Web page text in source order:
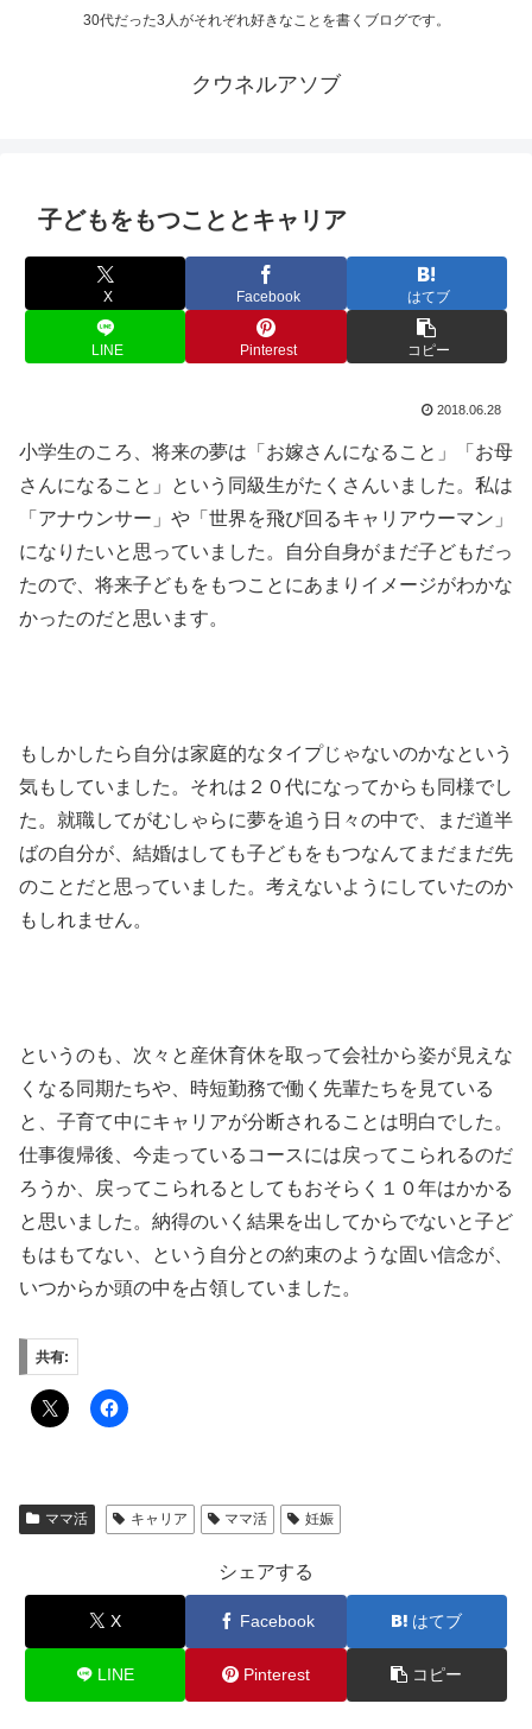
30代だった3人がそれぞれ好きなことを書くブログです。
クウネルアソブ
子どもをもつこととキャリア
X Facebook はてブ
LINE Pinterest コピー
2018.06.28
小学生のころ、将来の夢は「お嫁さんになること」「お母
さんになること」という同級生がたくさんいました。私は
「アナウンサー」や「世界を飛び回るキャリアウーマン」
になりたいと思っていました。自分自身がまだ子どもだっ
たので、将来子どもをもつことにあまりイメージがわかな
かったのだと思います。
もしかしたら自分は家庭的なタイプじゃないのかなという
気もしていました。それは２０代になってからも同様でし
た。就職してがむしゃらに夢を追う日々の中で、まだ道半
ばの自分が、結婚はしても子どもをもつなんてまだまだ先
のことだと思っていました。考えないようにしていたのか
もしれません。
というのも、次々と産休育休を取って会社から姿が見えな
くなる同期たちや、時短勤務で働く先輩たちを見ている
と、子育て中にキャリアが分断されることは明白でした。
仕事復帰後、今走っているコースには戻ってこられるのだ
ろうか、戻ってこられるとしてもおそらく１０年はかかる
と思いました。納得のいく結果を出してからでないと子ど
もはもてない、という自分との約束のような固い信念が、
いつからか頭の中を占領していました。
共有:
ママ活 キャリア ママ活 妊娠
シェアする
X Facebook はてブ
LINE Pinterest コピー